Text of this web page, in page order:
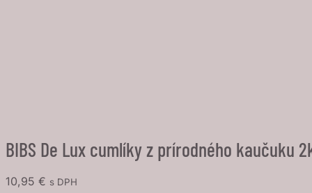
BIBS De Lux cumlíky z prírodného kaučuku
10,95 € s DPH